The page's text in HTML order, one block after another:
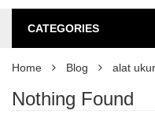
CATEGORIES
Home Blog alat
Nothing Found